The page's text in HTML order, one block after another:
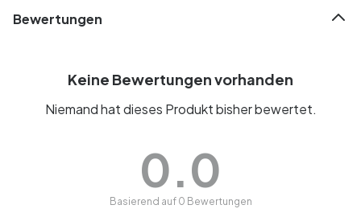
Bewertungen
Keine Bewertungen vorhanden
Niemand hat dieses Produkt bisher bewertet.
0.0
Basierend auf 0 Bewertungen